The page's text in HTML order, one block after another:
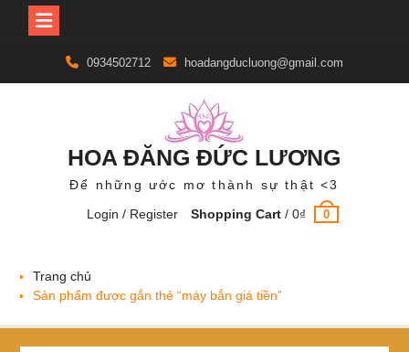
content
0934502712 hoadangducluong@gmail.com
HOA ĐĂNG ĐỨC LƯƠNG
Để những ước mơ thành sự thật <3
Login / Register
Shopping Cart /0₫ 0
Trang chủ
Sản phẩm được gắn thẻ “máy bắn giá tiền”